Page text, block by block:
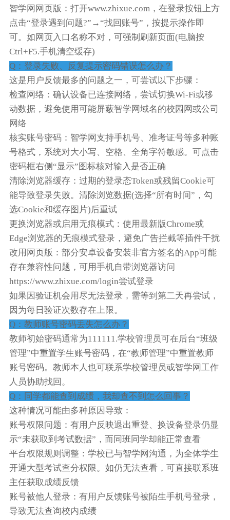
智学网网页版：打开www.zhixue.com，在登录按钮上方
点击“登录遇到问题?”→“找回账号”，按提示操作即
可。如网页入口名称不对，可强制刷新页面(电脑按
Ctrl+F5.手机清空缓存)
Q：登录失败、反复提示密码错误怎么办？
这是用户反馈最多的问题之一，可尝试以下步骤：
检查网络：确认设备已连接网络，尝试切换Wi-Fi或移
动数据，避免使用可能屏蔽智学网域名的校园网或公司
网络
核实账号密码：智学网支持手机号、准考证号等多种账
号格式，系统对大小写、空格、全角字符敏感。可点击
密码框右侧“显示”图标核对输入是否正确
清除浏览器缓存：过期的登录态Token或残留Cookie可
能导致登录失败。清除浏览数据(选择“所有时间”，勾
选Cookie和缓存图片)后重试
更换浏览器或启用无痕模式：使用最新版Chrome或
Edge浏览器的无痕模式登录，避免广告拦截等插件干扰
改用网页版：部分安卓设备安装非官方签名的App可能
存在兼容性问题，可用手机自带浏览器访问
https://www.zhixue.com/login尝试登录
如果因验证机会用尽无法登录，需等到第二天再尝试，
因为每日验证次数存在上限。
Q：教师账号密码丢失怎么办？
教师初始密码通常为111111.学校管理员可在后台“班级
管理”中重置学生账号密码，在“教师管理”中重置教师
账号密码。教师本人也可联系学校管理员或智学网工作
人员协助找回。
Q：同学都能查到成绩，我却查不到怎么回事？
这种情况可能由多种原因导致：
账号权限问题：有用户反映退出重登、换设备登录仍显
示“未获取到考试数据”，而同班同学却能正常查看
平台权限规则调整：学校已与智学网沟通，为全体学生
开通大型考试查分权限。如仍无法查看，可直接联系班
主任获取成绩反馈
账号被他人登录：有用户反馈账号被陌生手机号登录，
导致无法查询校内成绩